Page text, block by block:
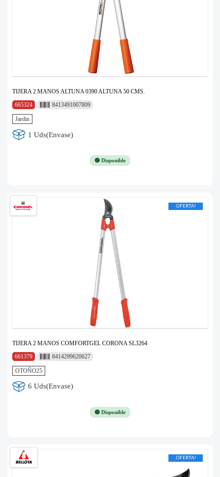
TIJERA 2 MANOS ALTUNA 0390 ALTUNA 50 CMS.
665324
8413491007809
Jardin
1 Uds(Envase)
🟢 Disponible
OFERTA!
TIJERA 2 MANOS COMFORTGEL CORONA SL3264
661379
8414299620627
OTOÑO25
6 Uds(Envase)
🟢 Disponible
OFERTA!